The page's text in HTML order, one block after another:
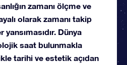
zamanı ölçme ve
olarak zamanı takip
yansımasıdır. Dünya
saat bulunmakla
tarihi ve estetik açıdan